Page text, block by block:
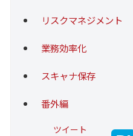
リスクマネジメント
業務効率化
スキャナ保存
番外編
ツイート